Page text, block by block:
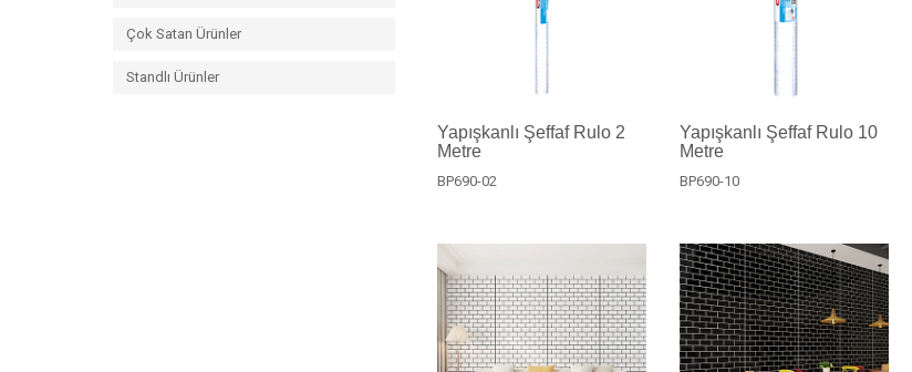
Çok Satan Ürünler
Standlı Ürünler
Yapışkanlı Şeffaf Rulo 2
Metre
BP690-02
Yapışkanlı Şeffaf Rulo 10
Metre
BP690-10